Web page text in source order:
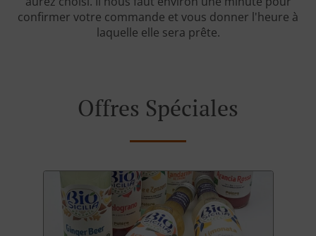
confirmer votre commande et vous donner l'heure à
laquelle elle sera prête.
Offres Spéciales